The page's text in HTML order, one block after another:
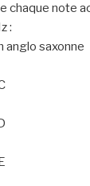
chaque note
:
saxonne